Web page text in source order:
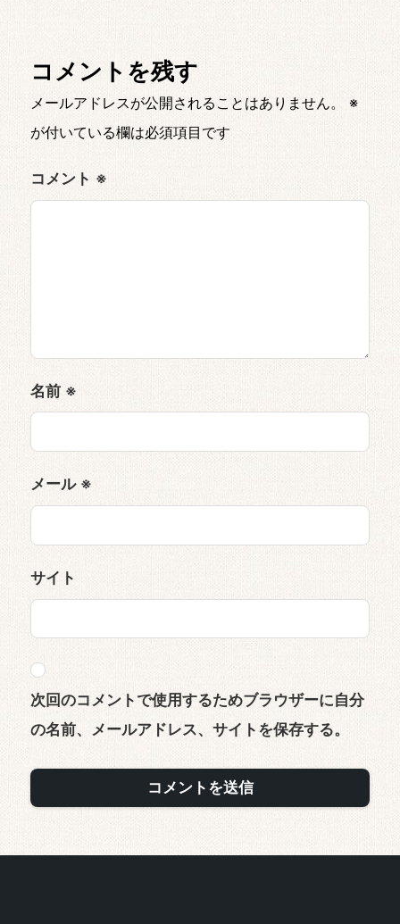
コメントを残す
メールアドレスが公開されることはありません。
※
が付いている欄は必須項目です
コメント ※
名前 ※
メール ※
サイト
次回のコメントで使用するためブラウザーに自分
の名前、メールアドレス、サイトを保存する。